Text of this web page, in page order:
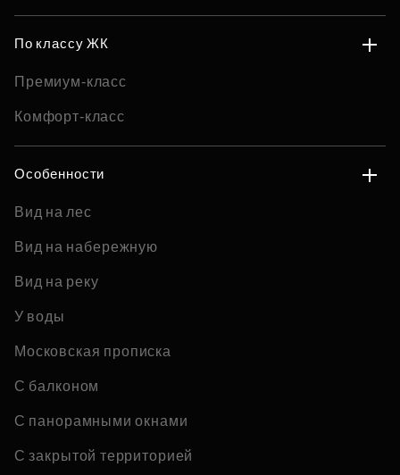
По классу ЖК
Премиум-класс
Комфорт-класс
Особенности
Вид на лес
Вид на набережную
Вид на реку
У воды
Московская прописка
С балконом
С панорамными окнами
С закрытой территорией